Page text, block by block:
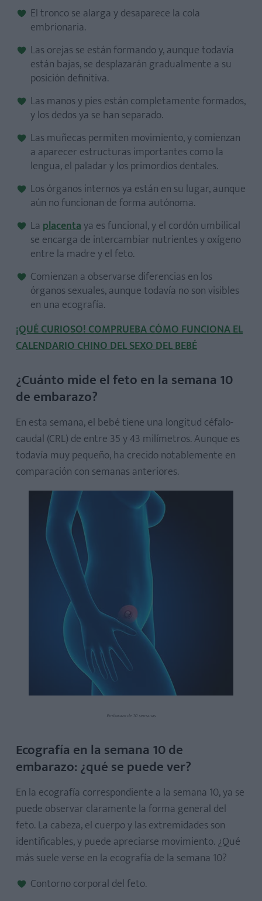
El tronco se alarga y desaparece la cola
embrionaria.
Las orejas se están formando y, aunque todavía
están bajas, se desplazarán gradualmente a su
posición definitiva.
Las manos y pies están completamente formados,
y los dedos ya se han separado.
Las muñecas permiten movimiento, y comienzan
a aparecer estructuras importantes como la
lengua, el paladar y los primordios dentales.
Los órganos internos ya están en su lugar, aunque
aún no funcionan de forma autónoma.
La placentaya es funcional, y el cordón umbilical
se encarga de intercambiar nutrientes y oxígeno
entre la madre y el feto.
Comienzan a observarse diferencias en los
órganos sexuales, aunque todavía no son visibles
en una ecografía.
¡QUÉ CURIOSO! COMPRUEBA CÓMO FUNCIONA EL
CALENDARIO CHINO DEL SEXO DEL BEBÉ
¿Cuánto mide el feto en la semana 10
de embarazo?
En esta semana, el bebé tiene una longitud céfalo-
caudal (CRL) de entre 35 y 43 milímetros. Aunque es
todavía muy pequeño, ha crecido notablemente en
comparación con semanas anteriores.
Embarazo de 10 semanas
Ecografía en la semana 10 de
embarazo: ¿qué se puede ver?
En la ecografía correspondiente a la semana 10, ya se
puede observar claramente la forma general del
feto. La cabeza, el cuerpo y las extremidades son
identificables, y puede apreciarse movimiento. ¿Qué
más suele verse en la ecografía de la semana 10?
Contorno corporal del feto.